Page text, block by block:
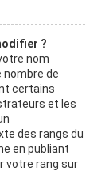
?
nom
nombre de
certains
et les
des rangs du
en publiant
votre rang sur